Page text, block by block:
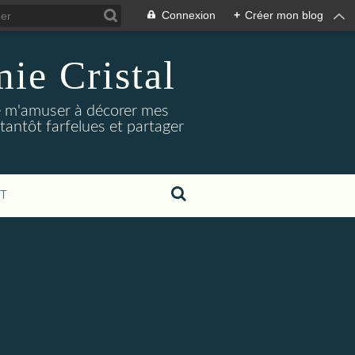
Connexion + Créer mon blog
Cristal
à décorer mes
farfelues et partager